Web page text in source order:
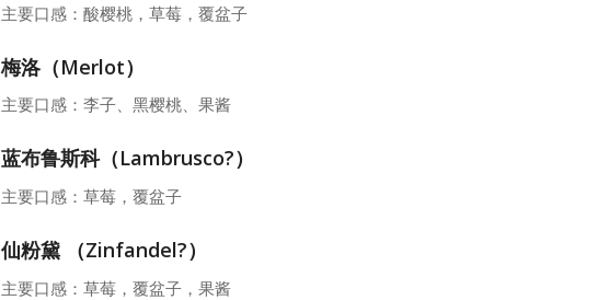
主要口感：酸樱桃，草莓，覆盆子
梅洛（Merlot）
主要口感：李子、黑樱桃、果酱
蓝布鲁斯科（Lambrusco?）
主要口感：草莓，覆盆子
仙粉黛 （Zinfandel?）
主要口感：草莓，覆盆子，果酱